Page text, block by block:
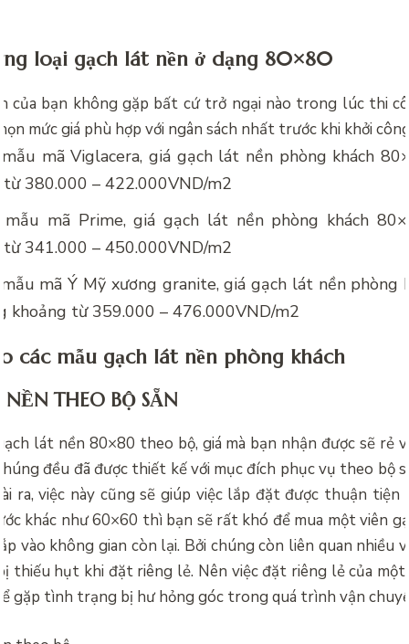
loại gạch lát nền ở dạng 80×80
của bạn không gặp bất cứ trở ngại nào trong lúc thi
mức giá phù hợp với ngân sách nhất trước khi khởi
mã Viglacera,giá gạch lát nền phòng khách
từ 380.000 – 422.000VND/m2
mã Prime,giá gạch lát nền phòng khách
từ 341.000 – 450.000VND/m2
mã Ý Mỹ xương granite,giá gạch lát nền phòng
khoảng từ 359.000 – 476.000VND/m2
các mẫu gạch lát nền phòng khách
THEO BỘ SẴN
lát nền 80×80 theo bộ, giá mà bạn nhận được sẽ rẻ
đều đã được thiết kế với mục đích phục vụ theo bộ
ra, việc này cũng sẽ giúp việc lắp đặt được thuận tiện
khác như 60×60 thì bạn sẽ rất khó để mua một viên
vào không gian còn lại. Bởi chúng còn liên quan nhiều
thiếu hụt khi đặt riêng lẻ. Nên việc đặt riêng lẻ của một
gặp tình trạng bị hư hỏng góc trong quá trình vận